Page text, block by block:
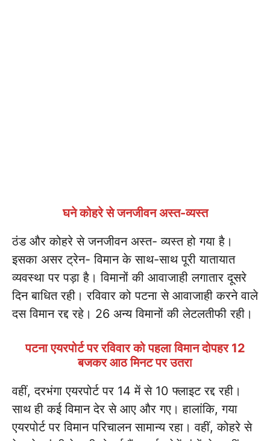
घने कोहरे से जनजीवन अस्त-व्यस्त
ठंड और कोहरे से जनजीवन अस्त- व्यस्त हो गया है।
इसका असर ट्रेन- विमान के साथ-साथ पूरी यातायात
व्यवस्था पर पड़ा है। विमानों की आवाजाही लगातार दूसरे
दिन बाधित रही। रविवार को पटना से आवाजाही करने वाले
दस विमान रद्द रहे। 26 अन्य विमानों की लेटलतीफी रही।
पटना एयरपोर्ट पर रविवार को पहला विमान दोपहर 12
बजकर आठ मिनट पर उतरा
वहीं, दरभंगा एयरपोर्ट पर 14 में से 10 फ्लाइट रद्द रही।
साथ ही कई विमान देर से आए और गए। हालांकि, गया
एयरपोर्ट पर विमान परिचालन सामान्य रहा। वहीं, कोहरे से